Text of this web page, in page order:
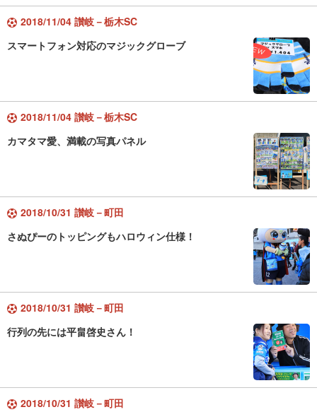
2018/11/04 讃岐－栃木SC
スマートフォン対応のマジックグローブ
2018/11/04 讃岐－栃木SC
カマタマ愛、満載の写真パネル
2018/10/31 讃岐－町田
さぬぴーのトッピングもハロウィン仕様！
2018/10/31 讃岐－町田
行列の先には平畠啓史さん！
2018/10/31 讃岐－町田